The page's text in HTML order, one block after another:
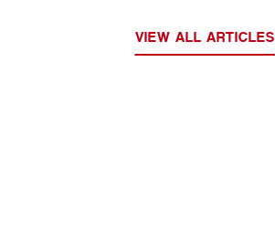
VIEW ALL ARTICLES